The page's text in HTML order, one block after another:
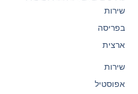
שירות
בפריסה
ארצית
שירות
אפוסטיל